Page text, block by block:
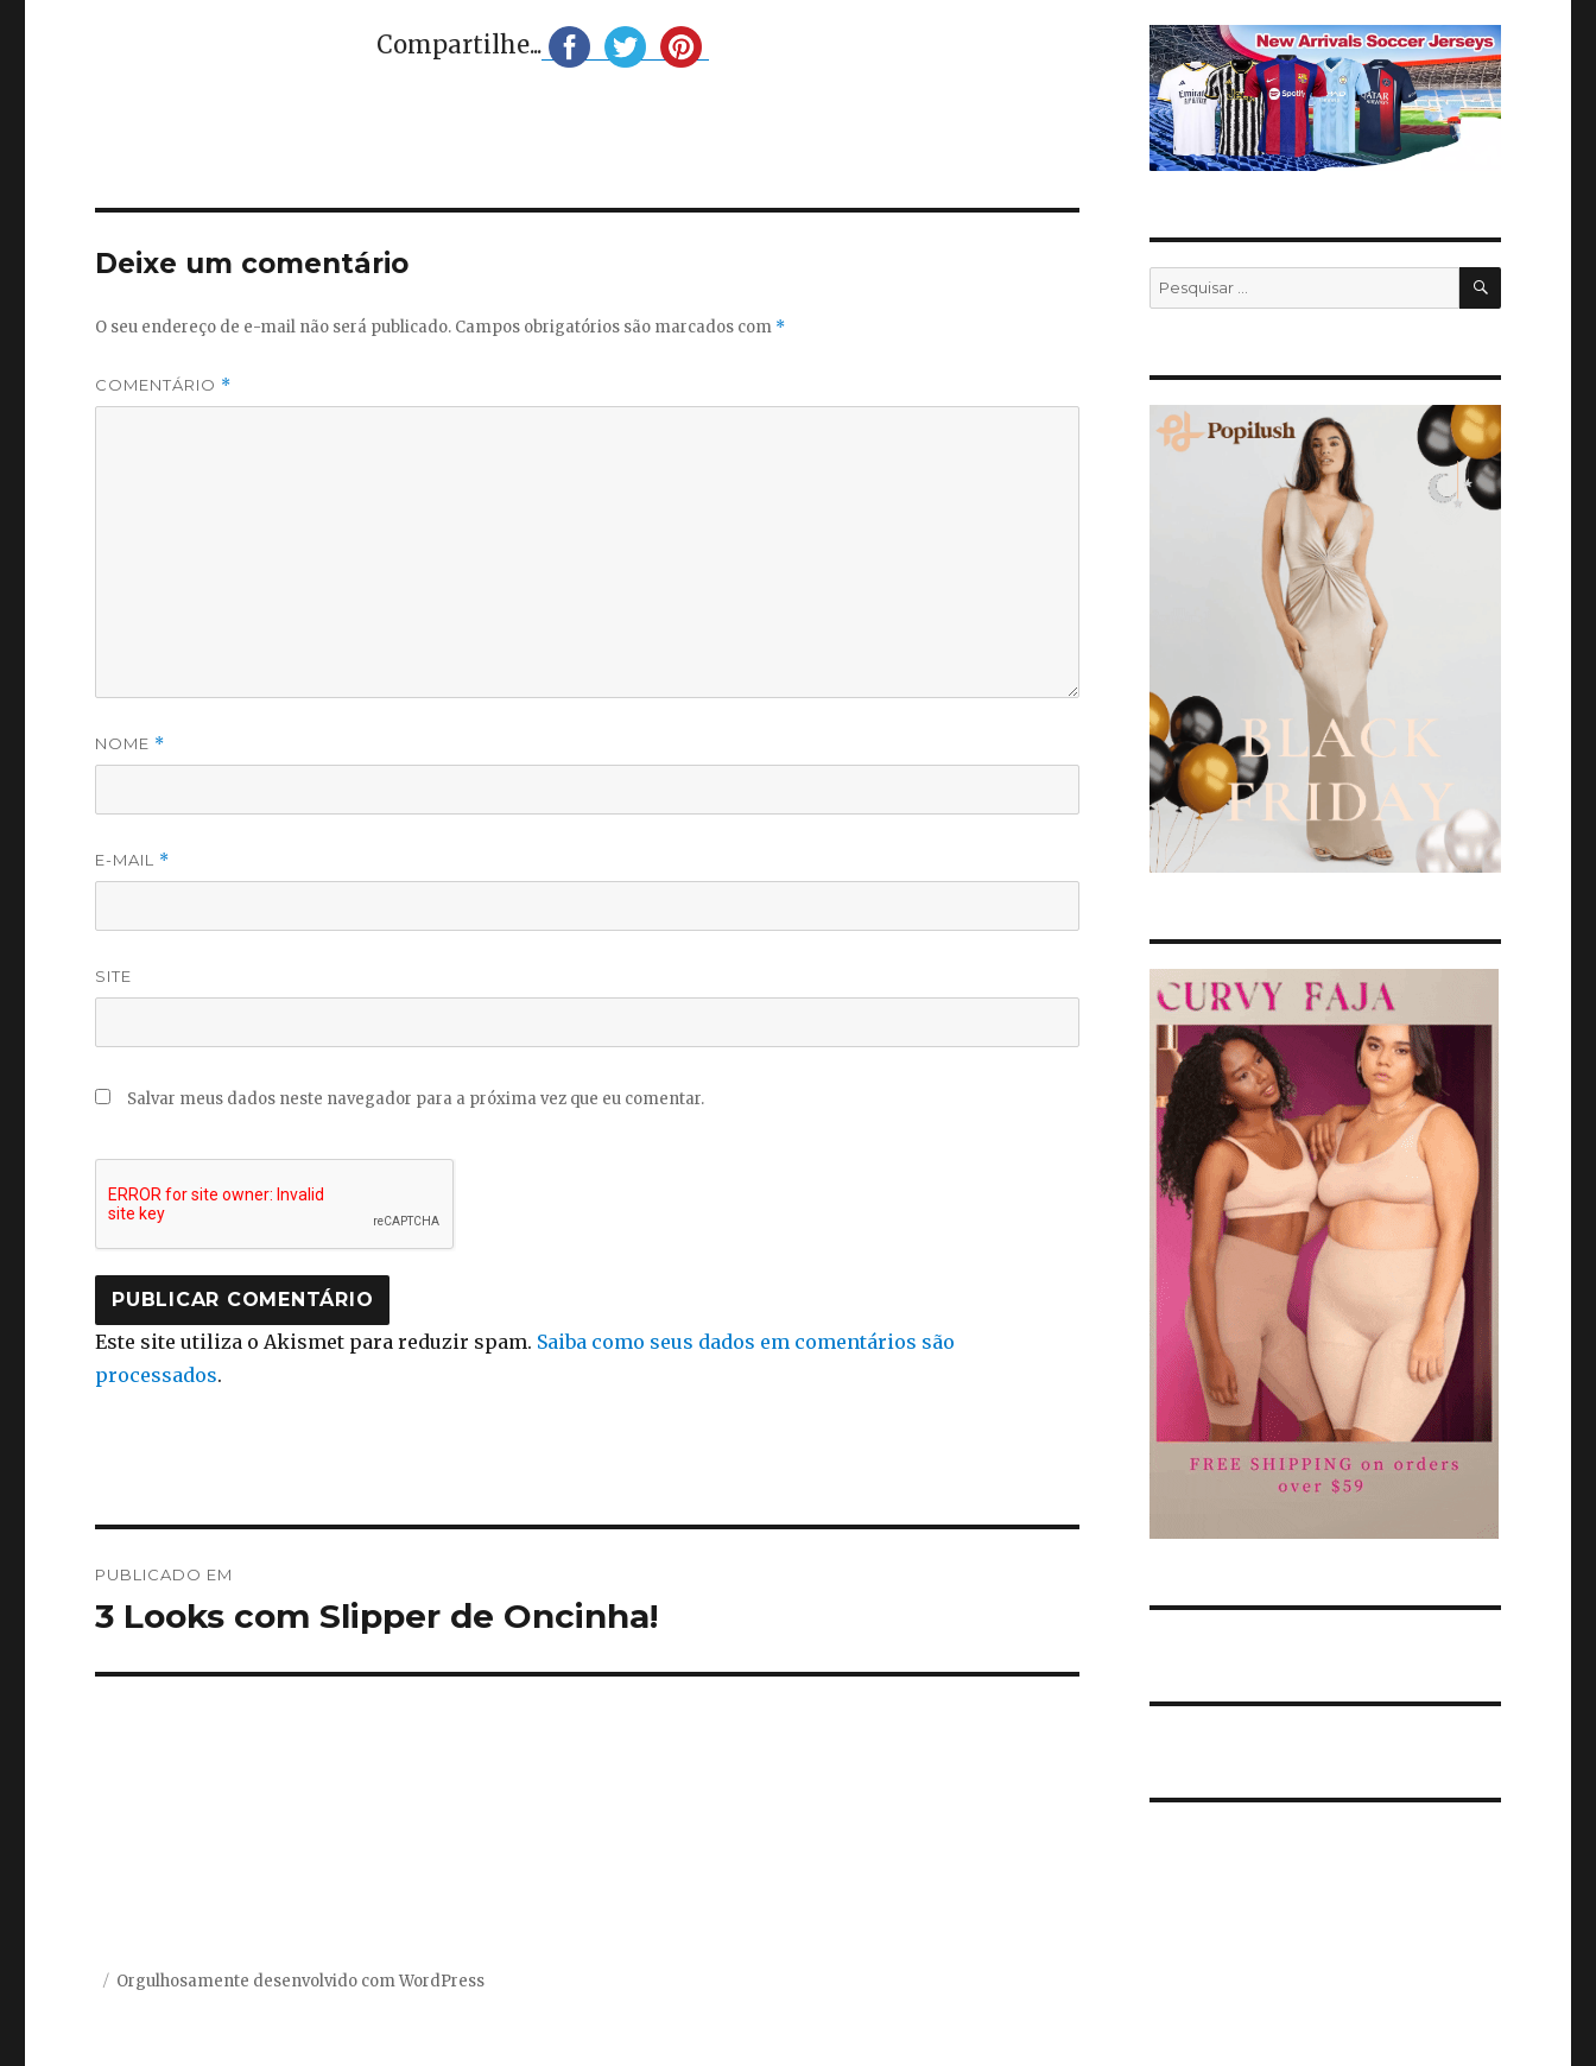
Compartilhe...
Deixe um comentário
O seu endereço de e-mail não será publicado. Campos obrigatórios são marcados com *
COMENTÁRIO *
NOME *
E-MAIL *
SITE
Salvar meus dados neste navegador para a próxima vez que eu comentar.
Este site utiliza o Akismet para reduzir spam. Saiba como seus dados em comentários são
processados.
de
PUBLICADO EM
3 Looks com Slipper de Oncinha!
Pesquisar
por:
Orgulhosamente desenvolvido com WordPress